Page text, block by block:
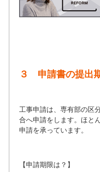
３ 申請書の提出
工事申請は、専有部の区
合へ申請をします。ほと
申請を承っています。
【申請期限は？】